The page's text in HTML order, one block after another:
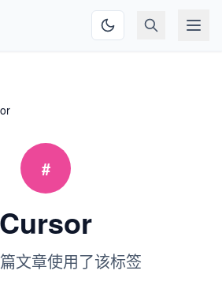
#
Cursor
文章使用了该标签